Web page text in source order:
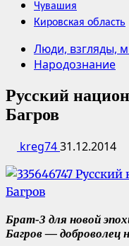
Чувашия
Кировская область
Люди, взгляды,
Народознание
Русский
Багров
kreg7431.12.2014
Брат-3 для новой
Багров — доброволец